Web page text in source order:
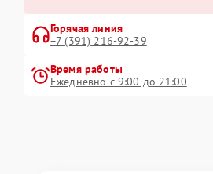
Горячая линия
+7 (391) 216-92-39
Время работы
Ежедневно с 9:00 до 21:00